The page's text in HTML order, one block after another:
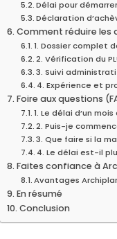
Délai pour
Déclaration
Comment réduire les
1. Dossier complet
2. Vérification du
3. Suivi
4. Expérience et
Foire aux questions
1. Le délai d’un
2. Puis-je
3. Que faire si la
4. Le délai est-il
Faites confiance à
Avantages
En résumé
Conclusion